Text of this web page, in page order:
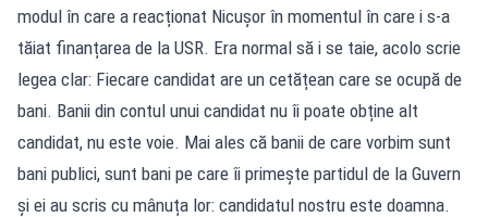
modul în care a reacționat Nicușor în momentul în care i s-a
tăiat finanțarea de la USR. Era normal să i se taie, acolo scrie
legea clar: Fiecare candidat are un cetățean care se ocupă de
bani. Banii din contul unui candidat nu îi poate obține alt
candidat, nu este voie. Mai ales că banii de care vorbim sunt
bani publici, sunt bani pe care îi primește partidul de la Guvern
și ei au scris cu mânuța lor: candidatul nostru este doamna.